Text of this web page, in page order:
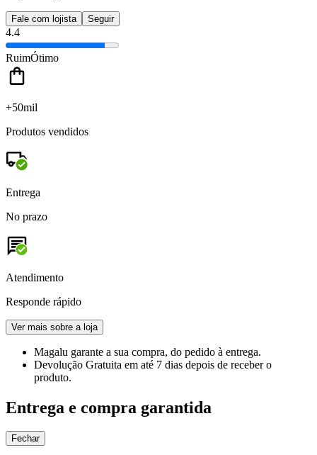
Fale com lojista Seguir
4.4
RuimÓtimo
+50mil
Produtos vendidos
Entrega
No prazo
Atendimento
Responde rápido
Ver mais sobre a loja
Magalu garante a sua compra, do pedido à entrega.
Devolução Gratuita em até 7 dias depois de receber o
produto.
Entrega e compra garantida
Fechar